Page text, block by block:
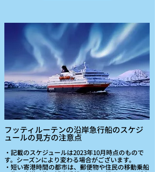
フッティルーテンの沿岸急行船のスケジ
ュールの見方の注意点
・記載のスケジュールは2023年10月時点のもので
す。シーズンにより変わる場合がございます。
​・短い寄港時間の都市は、郵便物や住民の移動乗船